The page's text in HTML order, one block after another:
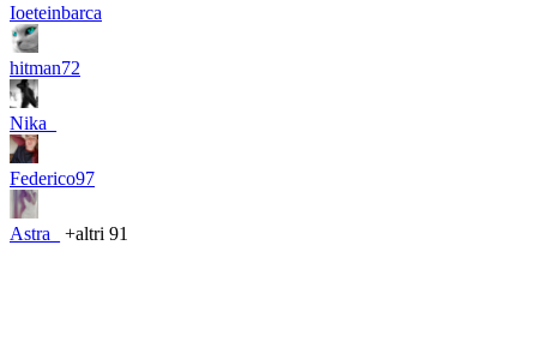
Ioeteinbarca
hitman72
Nika_
Federico97
Astra_ +altri 91